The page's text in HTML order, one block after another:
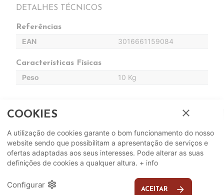
DETALHES TÉCNICOS
Referências
EAN 3016661159084
Características Físicas
Peso 10 Kg
COOKIES close
A utilização de cookies garante o bom funcionamento do nosso
website sendo que possibilitam a apresentação de serviços e
ofertas adaptadas aos seus interesses. Pode alterar as suas
definições de cookies a qualquer altura. + info
Configurar settings ACEITAR arrow_forward